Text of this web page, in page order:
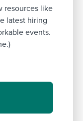
resources like
latest hiring
events.